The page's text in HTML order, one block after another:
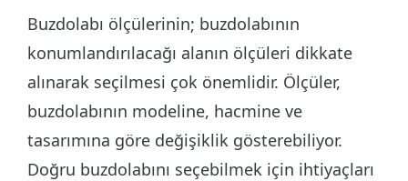
Buzdolabı ölçülerinin; buzdolabının
konumlandırılacağı alanın ölçüleri dikkate
alınarak seçilmesi çok önemlidir. Ölçüler,
buzdolabının modeline, hacmine ve
tasarımına göre değişiklik gösterebiliyor.
Doğru buzdolabını seçebilmek için ihtiyaçları